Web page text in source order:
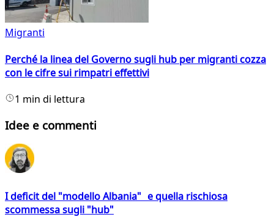
Migranti
Perché la linea del Governo sugli hub per migranti cozza
con le cifre sui rimpatri effettivi
1 min di lettura
Idee e commenti
I deficit del "modello Albania" e quella rischiosa
scommessa sugli "hub"